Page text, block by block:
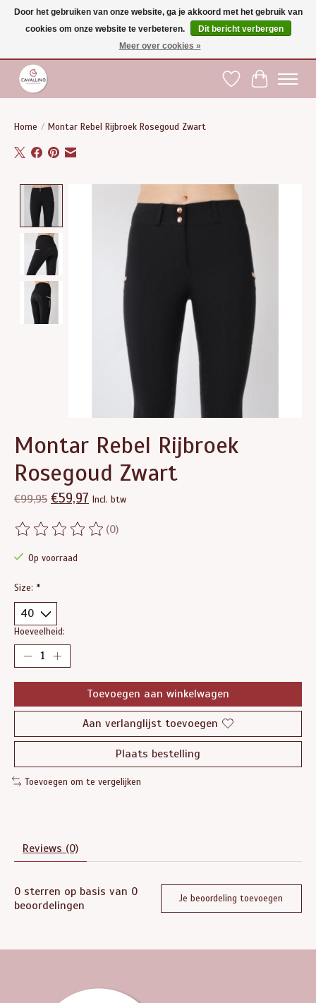
Gratis verzending vanaf €75 binnen BE - vanaf €100 naar EU | Voor 17:00 besteld is
dezelfde dag verzonden | Klantendienst: +32 (0)51 21 27 00 |
Verlanglijst
Home / Montar Rebel Rijbroek Rosegoud Zwart
Product image slideshow Items
Montar Rebel Rijbroek
Rosegoud Zwart
€99,95 €59,97 Incl. btw
De beoordeling van dit product is
(0)
Op voorraad
Size: *
Hoeveelheid:
Toevoegen aan winkelwagen
Aan verlanglijst toevoegen
Plaats bestelling
Toevoegen om te vergelijken
Reviews (0)
0 sterren op basis van 0
beoordelingen
Je beoordeling toevoegen
Door het gebruiken van onze website, ga je akkoord met het gebruik van
cookies om onze website te verbeteren.
Dit bericht verbergen
Meer over cookies »